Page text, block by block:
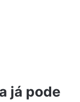
já pode